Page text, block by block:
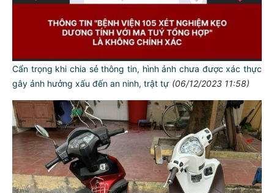
Cẩn trọng khi chia sẻ thông tin, hình ảnh chưa được xác thực
gây ảnh hưởng xấu đến an ninh, trật tự (06/12/2023 11:58)